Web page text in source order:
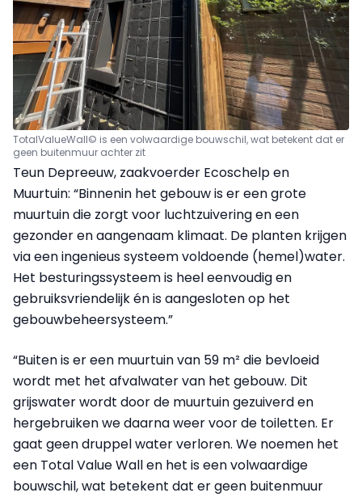
TotalValueWall© is een volwaardige bouwschil, wat betekent dat er
geen buitenmuur achter zit
Teun Depreeuw, zaakvoerder Ecoschelp en
Muurtuin: “Binnenin het gebouw is er een grote
muurtuin die zorgt voor luchtzuivering en een
gezonder en aangenaam klimaat. De planten krijgen
via een ingenieus systeem voldoende (hemel)water.
Het besturingssysteem is heel eenvoudig en
gebruiksvriendelijk én is aangesloten op het
gebouwbeheersysteem.”
“Buiten is er een muurtuin van 59 m² die bevloeid
wordt met het afvalwater van het gebouw. Dit
grijswater wordt door de muurtuin gezuiverd en
hergebruiken we daarna weer voor de toiletten. Er
gaat geen druppel water verloren. We noemen het
een Total Value Wall en het is een volwaardige
bouwschil, wat betekent dat er geen buitenmuur